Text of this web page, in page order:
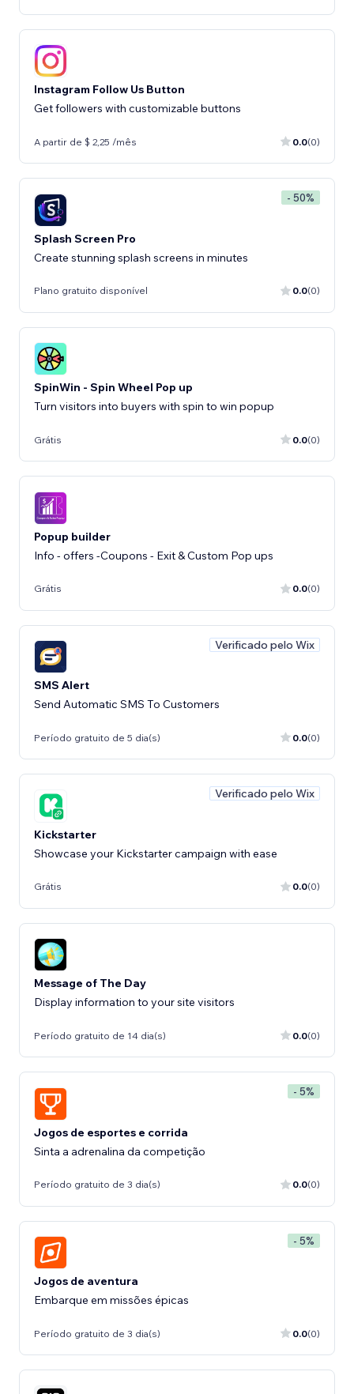
Instagram Follow Us Button
Get followers with customizable buttons
A partir de $ 2,25 /mês 0.0(0)
- 50%
Splash Screen Pro
Create stunning splash screens in minutes
Plano gratuito disponível 0.0(0)
SpinWin - Spin Wheel Pop up
Turn visitors into buyers with spin to win popup
Grátis 0.0(0)
Popup builder
Info - offers -Coupons - Exit & Custom Pop ups
Grátis 0.0(0)
Verificado pelo Wix
SMS Alert
Send Automatic SMS To Customers
Período gratuito de 5 dia(s) 0.0(0)
Verificado pelo Wix
Kickstarter
Showcase your Kickstarter campaign with ease
Grátis 0.0(0)
Message of The Day
Display information to your site visitors
Período gratuito de 14 dia(s) 0.0(0)
- 5%
Jogos de esportes e corrida
Sinta a adrenalina da competição
Período gratuito de 3 dia(s) 0.0(0)
- 5%
Jogos de aventura
Embarque em missões épicas
Período gratuito de 3 dia(s) 0.0(0)